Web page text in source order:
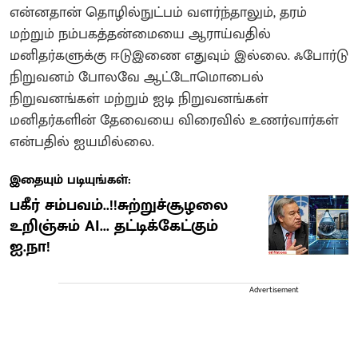
என்னதான் தொழில்நுட்பம் வளர்ந்தாலும், தரம்
மற்றும் நம்பகத்தன்மையை ஆராய்வதில்
மனிதர்களுக்கு ஈடுஇணை எதுவும் இல்லை. ஃபோர்டு
நிறுவனம் போலவே ஆட்டோமொபைல்
நிறுவனங்கள் மற்றும் ஐடி நிறுவனங்கள்
மனிதர்களின் தேவையை விரைவில் உணர்வார்கள்
என்பதில் ஐயமில்லை.
இதையும் படியுங்கள்:
பகீர் சம்பவம்..!!சுற்றுச்சூழலை
உறிஞ்சும் AI... தட்டிக்கேட்கும்
ஐ.நா!
Advertisement